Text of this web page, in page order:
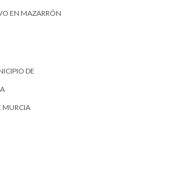
EN MAZARRÓN
DE
MURCIA